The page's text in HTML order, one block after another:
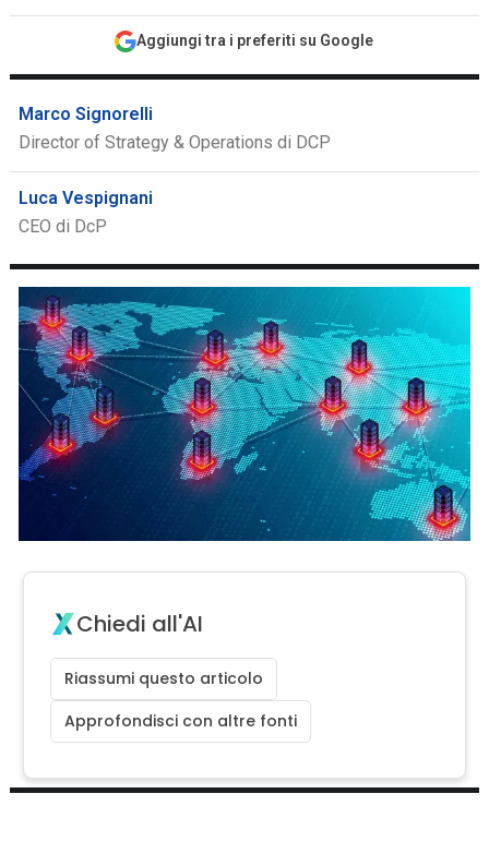
Aggiungi tra i preferiti su Google
Marco Signorelli
Director of Strategy & Operations di DCP
Luca Vespignani
CEO di DcP
Chiedi all'AI
Riassumi questo articolo
Approfondisci con altre fonti